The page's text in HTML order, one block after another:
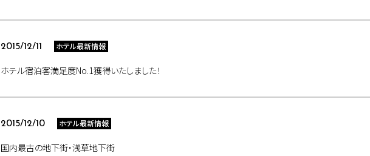
2015/12/11 ホテル最新情報
ホテル宿泊客満足度No.1獲得いたしました！
2015/12/10 ホテル最新情報
国内最古の地下街・浅草地下街